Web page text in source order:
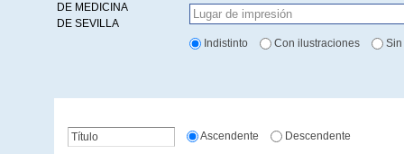
DE MEDICINA
DE SEVILLA
Indistinto
Con ilustraciones
Ascendente Descendente